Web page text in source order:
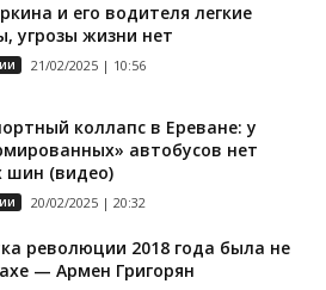
и его водителя легкие
угрозы жизни нет
21/02/2025 | 10:56
коллапс в Ереване: у
автобусов нет
шин (видео)
20/02/2025 | 20:32
революции 2018 года была не
— Армен Григорян